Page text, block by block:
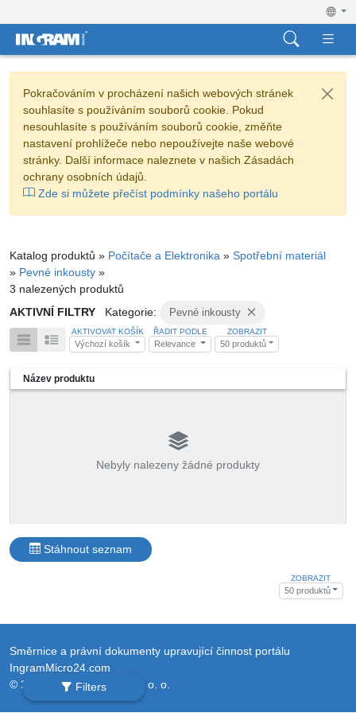
Pokračováním v procházení našich webových stránek
souhlasíte s používáním souborů cookie. Pokud
nesouhlasíte s používáním souborů cookie, změňte
nastavení prohlížeče nebo nepoužívejte naše webové
stránky. Další informace naleznete v našich Zásadách
ochrany osobních údajů.
Zde si můžete přečíst podmínky našeho portálu
Katalog produktů » Počítače a Elektronika » Spotřební materiál
» Pevné inkousty »
3 nalezených produktů
AKTIVNÍ FILTRY
Kategorie: Pevné inkousty
AKTIVOVAT KOŠÍK
Výchozí košík
ŘADIT PODLE
Relevance
ZOBRAZIT
50 produktů
Filters
Název produktu
Nebyly nalezeny žádné produkty
Stáhnout seznam
ZOBRAZIT
50 produktů
Směrnice a právní dokumenty upravující činnost portálu
IngramMicro24.com
© 2026 Ingram Micro Sp. z o. o.